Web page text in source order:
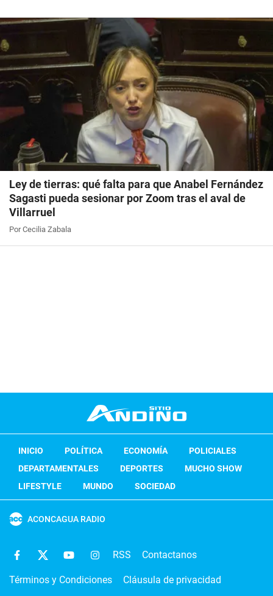
Ley de tierras: qué falta para que Anabel Fernández
Sagasti pueda sesionar por Zoom tras el aval de
Villarruel
Por Cecilia Zabala
INICIO POLÍTICA ECONOMÍA
POLICIALES
DEPARTAMENTALES
DEPORTES
MUCHO SHOW
LIFESTYLE
MUNDO SOCIEDAD
ACONCAGUA RADIO
RSS Contactanos
Términos y Condiciones Cláusula de privacidad